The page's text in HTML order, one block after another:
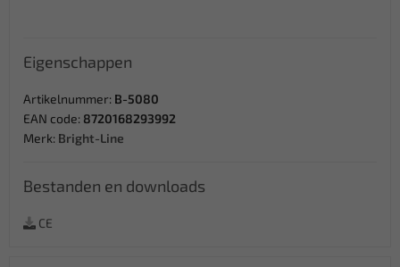
Eigenschappen
Artikelnummer: B-5080
EAN code: 8720168293992
Merk: Bright-Line
Bestanden en downloads
CE